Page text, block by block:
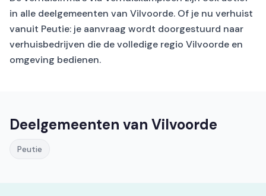
in alle deelgemeenten van Vilvoorde. Of je nu verhuist
vanuit Peutie: je aanvraag wordt doorgestuurd naar
verhuisbedrijven die de volledige regio Vilvoorde en
omgeving bedienen.
Deelgemeenten van Vilvoorde
Peutie